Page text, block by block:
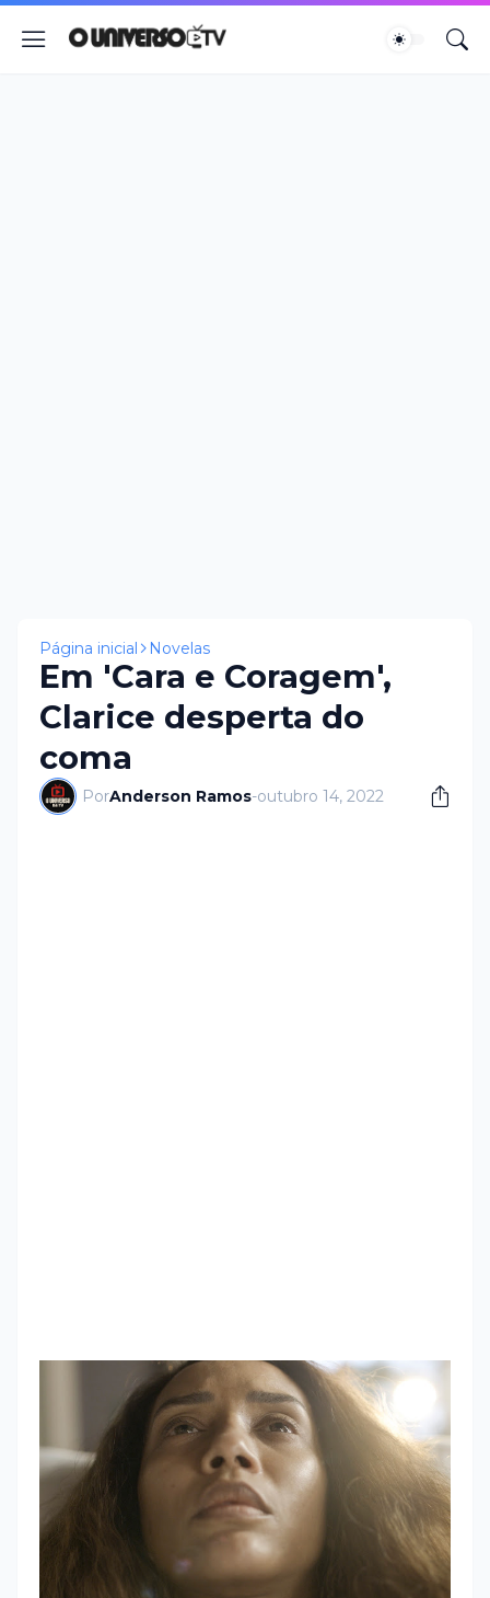
Página inicial Novelas
Em 'Cara e Coragem',
Clarice desperta do
coma
PorAnderson Ramos-outubro 14, 2022